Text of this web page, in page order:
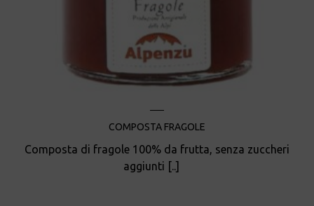
COMPOSTA FRAGOLE
Composta di fragole 100% da frutta, senza zuccheri
aggiunti [..]